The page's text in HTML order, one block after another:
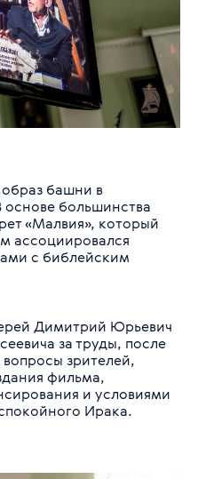
башни в
большинства
«Малвия», который
ассоциировался
с библейским
Димитрий Юрьевич
за труды, после
зрителей,
фильма,
и условиями
Ирака.